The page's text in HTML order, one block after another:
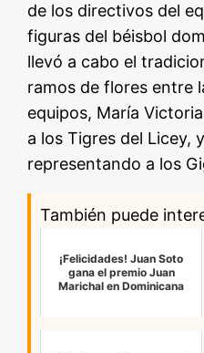
de los directivos del
figuras del béisbol
llevó a cabo el
ramos de flores entre
equipos, María
a los Tigres del Licey,
representando a los
También puede
¡Felicidades! Juan Soto
gana el premio Juan
Marichal en Dominicana